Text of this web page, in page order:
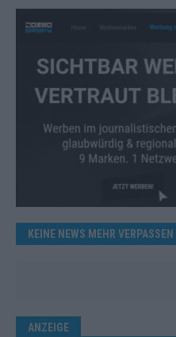
KEINE NEWS MEHR VERPASSEN
ANZEIGE